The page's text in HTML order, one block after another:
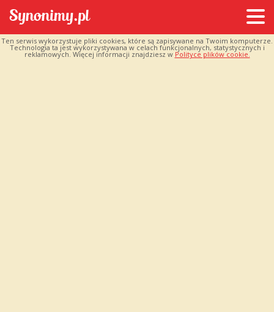
Ten serwis wykorzystuje pliki cookies, które są zapisywane na Twoim komputerze.
Technologia ta jest wykorzystywana w celach funkcjonalnych, statystycznych i
reklamowych. Więcej informacji znajdziesz w Polityce plików cookie.